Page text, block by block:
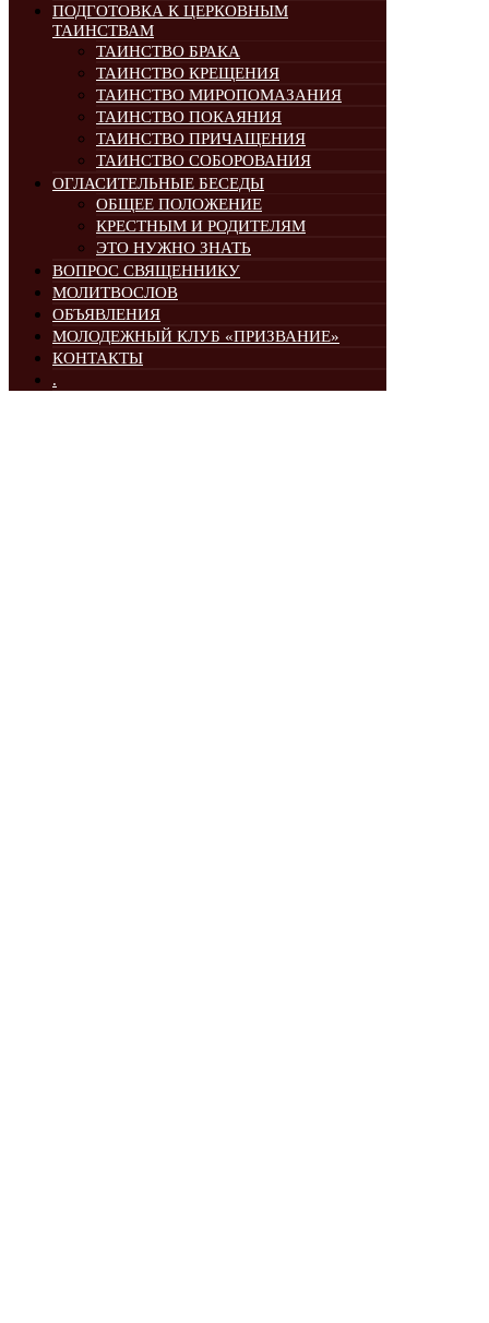
ПОДГОТОВКА К ЦЕРКОВНЫМ
ТАИНСТВАМ
ТАИНСТВО БРАКА
ТАИНСТВО КРЕЩЕНИЯ
ТАИНСТВО МИРОПОМАЗАНИЯ
ТАИНСТВО ПОКАЯНИЯ
ТАИНСТВО ПРИЧАЩЕНИЯ
ТАИНСТВО СОБОРОВАНИЯ
ОГЛАСИТЕЛЬНЫЕ БЕСЕДЫ
ОБЩЕЕ ПОЛОЖЕНИЕ
КРЕСТНЫМ И РОДИТЕЛЯМ
ЭТО НУЖНО ЗНАТЬ
ВОПРОС СВЯЩЕННИКУ
МОЛИТВОСЛОВ
ОБЪЯВЛЕНИЯ
МОЛОДЕЖНЫЙ КЛУБ «ПРИЗВАНИЕ»
КОНТАКТЫ
.